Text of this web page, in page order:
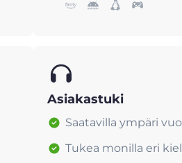
Asiakastuki
Saatavilla ympäri
Tukea monilla eri